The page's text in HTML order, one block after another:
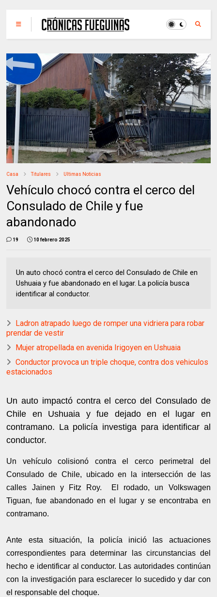
Casa Titulares Ultimas Noticias
Vehículo chocó contra el cerco del
Consulado de Chile y fue
abandonado
19 10 febrero 2025
Un auto chocó contra el cerco del Consulado de Chile en
Ushuaia y fue abandonado en el lugar. La policía busca
identificar al conductor.
Ladron atrapado luego de romper una vidriera para robar
prendar de vestir
Mujer atropellada en avenida Irigoyen en Ushuaia
Conductor provoca un triple choque, contra dos vehiculos
estacionados
Un auto impactó contra el cerco del Consulado de
Chile en Ushuaia y fue dejado en el lugar en
contramano. La policía investiga para identificar al
conductor.
Un vehículo colisionó contra el cerco perimetral del
Consulado de Chile, ubicado en la intersección de las
calles Jainen y Fitz Roy. El rodado, un Volkswagen
Tiguan, fue abandonado en el lugar y se encontraba en
contramano.
Ante esta situación, la policía inició las actuaciones
correspondientes para determinar las circunstancias del
hecho e identificar al conductor. Las autoridades continúan
con la investigación para esclarecer lo sucedido y dar con
el responsable del choque.